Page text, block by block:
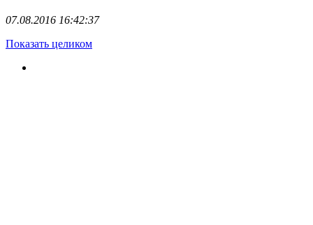
07.08.2016 16:42:37
Показать целиком